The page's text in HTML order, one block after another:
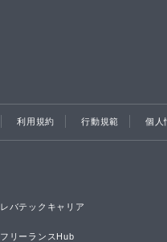
利用規約 行動規範 個人
レバテックキャリア
フリーランスHub